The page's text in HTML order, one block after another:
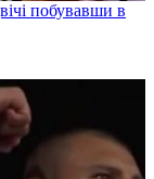
побувавши в